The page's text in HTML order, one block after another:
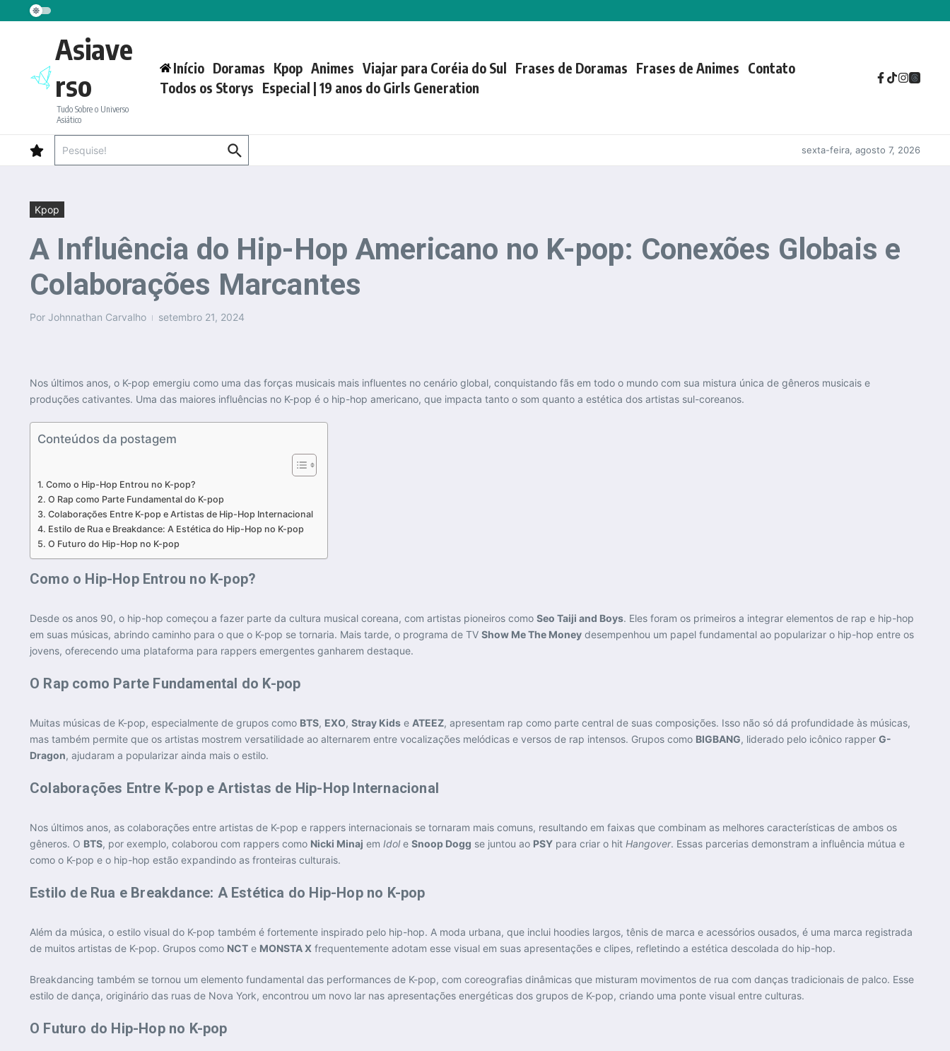
Ir para o conteúdo
Asiave
rso
Tudo Sobre o Universo
Asiático
Início Doramas Kpop Animes Viajar para Coréia do Sul Frases de Doramas Frases de Animes Contato
Todos os Storys Especial | 19 anos do Girls Generation
sexta-feira, agosto 7, 2026
Kpop
A Influência do Hip-Hop Americano no K-pop: Conexões Globais e
Colaborações Marcantes
Por Johnnathan Carvalho setembro 21, 2024
Nos últimos anos, o K-pop emergiu como uma das forças musicais mais influentes no cenário global, conquistando fãs em todo o mundo com sua mistura única de gêneros musicais e
produções cativantes. Uma das maiores influências no K-pop é o hip-hop americano, que impacta tanto o som quanto a estética dos artistas sul-coreanos.
Conteúdos da postagem
Como o Hip-Hop Entrou no K-pop?
O Rap como Parte Fundamental do K-pop
Colaborações Entre K-pop e Artistas de Hip-Hop Internacional
Estilo de Rua e Breakdance: A Estética do Hip-Hop no K-pop
O Futuro do Hip-Hop no K-pop
Como o Hip-Hop Entrou no K-pop?
Desde os anos 90, o hip-hop começou a fazer parte da cultura musical coreana, com artistas pioneiros como Seo Taiji and Boys. Eles foram os primeiros a integrar elementos de rap e hip-hop
em suas músicas, abrindo caminho para o que o K-pop se tornaria. Mais tarde, o programa de TV Show Me The Money desempenhou um papel fundamental ao popularizar o hip-hop entre os
jovens, oferecendo uma plataforma para rappers emergentes ganharem destaque​.
O Rap como Parte Fundamental do K-pop
Muitas músicas de K-pop, especialmente de grupos como BTS, EXO, Stray Kids e ATEEZ, apresentam rap como parte central de suas composições. Isso não só dá profundidade às músicas,
mas também permite que os artistas mostrem versatilidade ao alternarem entre vocalizações melódicas e versos de rap intensos. Grupos como BIGBANG, liderado pelo icônico rapper G-
Dragon, ajudaram a popularizar ainda mais o estilo.
Colaborações Entre K-pop e Artistas de Hip-Hop Internacional
Nos últimos anos, as colaborações entre artistas de K-pop e rappers internacionais se tornaram mais comuns, resultando em faixas que combinam as melhores características de ambos os
gêneros. O BTS, por exemplo, colaborou com rappers como Nicki Minaj em Idole Snoop Dogg se juntou ao PSY para criar o hit Hangover. Essas parcerias demonstram a influência mútua e
como o K-pop e o hip-hop estão expandindo as fronteiras culturais​.
Estilo de Rua e Breakdance: A Estética do Hip-Hop no K-pop
Além da música, o estilo visual do K-pop também é fortemente inspirado pelo hip-hop. A moda urbana, que inclui hoodies largos, tênis de marca e acessórios ousados, é uma marca registrada
de muitos artistas de K-pop. Grupos como NCT e MONSTA X frequentemente adotam esse visual em suas apresentações e clipes, refletindo a estética descolada do hip-hop​.
Breakdancing também se tornou um elemento fundamental das performances de K-pop, com coreografias dinâmicas que misturam movimentos de rua com danças tradicionais de palco. Esse
estilo de dança, originário das ruas de Nova York, encontrou um novo lar nas apresentações energéticas dos grupos de K-pop, criando uma ponte visual entre culturas​.
O Futuro do Hip-Hop no K-pop